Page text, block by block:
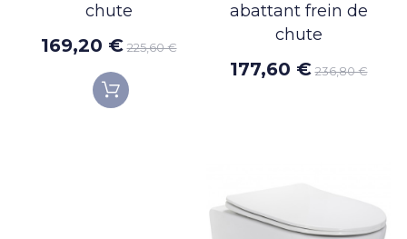
chute
169,20 € 225,60 €
abattant frein de
chute
177,60 € 236,80 €